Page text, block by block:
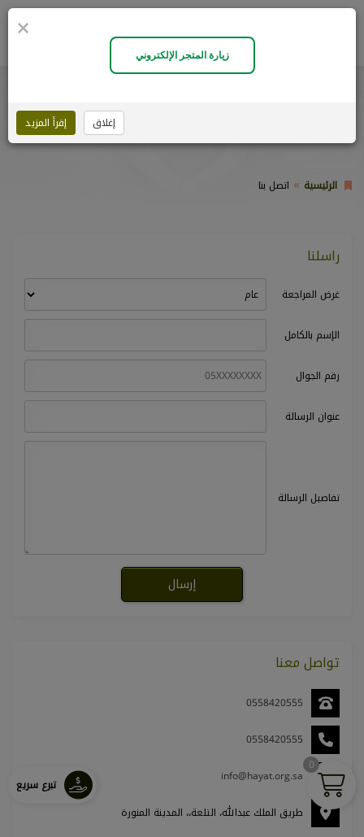
الرئيسية اتصل بنا
راسلنا
غرض المراجعة
الإسم بالكامل
رقم الجوال
عنوان الرسالة
تفاصيل الرسالة
تواصل معنا
0558420555
0558420555
info@hayat.org.sa
طريق الملك عبدالله، التلعة،، المدينة المنورة
تبرع سريع
0
×
زيارة المتجر الإلكتروني
إغلاق إقرأ المزيد